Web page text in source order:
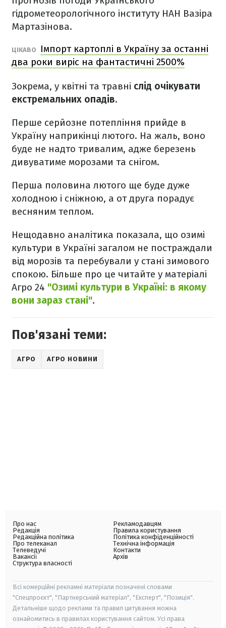
гідрометеорологічного інституту НАН Вазіра
Мартазінова.
ЦІКАВО
Імпорт картоплі в Україну за останні
два роки виріс на фантастичні 2500%
Зокрема, у квітні та травні слід очікувати
екстремальних опадів.
Перше серйозне потепління прийде в
Україну наприкінці лютого. На жаль, воно
буде не надто тривалим, адже березень
дивуватиме морозами та снігом.
Перша половина лютого ще буде дуже
холодною і сніжною, а от друга порадує
весняним теплом.
Нещодавно аналітика показала, що озимі
культури в Україні загалом не постраждали
від морозів та перебували у стані зимового
спокою. Більше про це читайте у матеріалі
Агро 24 "Озимі культури в Україні: в якому
вони зараз стані".
Пов'язані теми:
АГРО АГРО НОВИНИ
Про нас
Редакція
Редакційна політика
Про телеканал
Телеведучі
Вакансії
Структура власності
Рекламодавцям
Правила користування
Політика конфіденційності
Технічна інформація
Контакти
Архів
Всі комерційні рекламні матеріали позначені словами
"Спецпроєкт", "Партнерський матеріал", "Експерт", "Позиція".
Детальніше щодо реклами та правил цитування можна
ознайомитись в правилах користування сайтом. Усі права